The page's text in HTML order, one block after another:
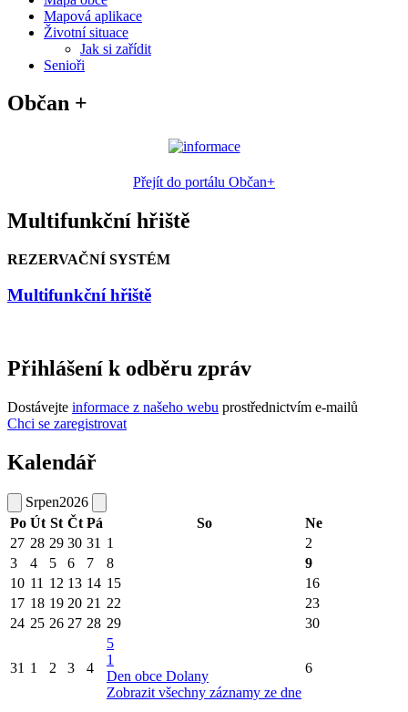
Mapová aplikace
Životní situace
Jak si zařídit
Senioři
Občan +
Přejít do portálu Občan+
Multifunkční hřiště
REZERVAČNÍ SYSTÉM
Multifunkční hřiště
Přihlášení k odběru zpráv
Dostávejte informace z našeho webu prostřednictvím e-mailů
Chci se zaregistrovat
Kalendář
Srpen2026
Po Út St Čt Pá So
Ne
27 28 29 30 31 1
2
3
4 5 6 7 8
9
10 11 12 13 14 15
16
17 18 19 20 21 22
23
24 25 26 27 28 29 30
31 1 2 3 4
5
1
Den obce Dolany
Zobrazit všechny záznamy ze dne
6